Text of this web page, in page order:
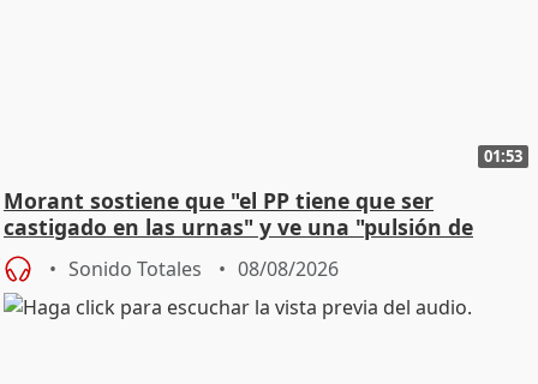
01:53
Morant sostiene que "el PP tiene que ser
castigado en las urnas" y ve una "pulsión de
cambio"
Sonido Totales 08/08/2026